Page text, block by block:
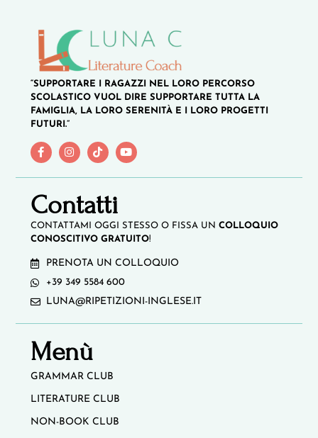
“SUPPORTARE I RAGAZZI NEL LORO PERCORSO
SCOLASTICO VUOL DIRE SUPPORTARE TUTTA LA
FAMIGLIA, LA LORO SERENITÀ E I LORO PROGETTI
FUTURI.”
Contatti
CONTATTAMI OGGI STESSO O FISSA UN COLLOQUIO
CONOSCITIVO GRATUITO!
PRENOTA UN COLLOQUIO
+39 349 5584 600
LUNA@RIPETIZIONI-INGLESE.IT
Menù
GRAMMAR CLUB
LITERATURE CLUB
NON-BOOK CLUB